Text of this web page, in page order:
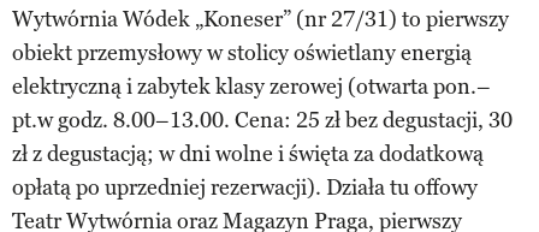
Wytwórnia Wódek „Koneser” (nr 27/31) to pierwszy
obiekt przemysłowy w stolicy oświetlany energią
elektryczną i zabytek klasy zerowej (otwarta pon.–
pt.w godz. 8.00–13.00. Cena: 25 zł bez degustacji, 30
zł z degustacją; w dni wolne i święta za dodatkową
opłatą po uprzedniej rezerwacji). Działa tu offowy
Teatr Wytwórnia oraz Magazyn Praga, pierwszy